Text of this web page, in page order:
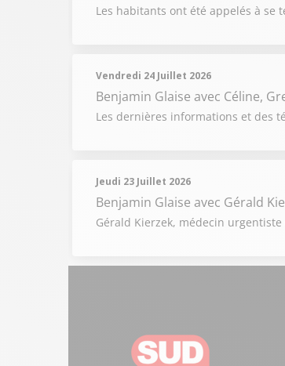
Les habitants ont été appelés à
Vendredi 24 Juillet 2026
Benjamin Glaise avec Céline,
Les dernières informations et des
Jeudi 23 Juillet 2026
Benjamin Glaise avec Gérald
Gérald Kierzek, médecin